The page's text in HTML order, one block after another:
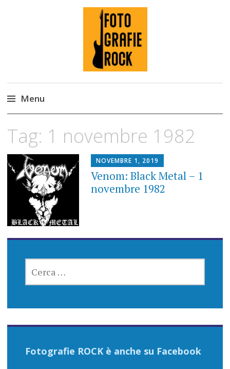
Fotografie ROCK
Menu
content
Tag: 1 novembre 1982
NOVEMBRE 1, 2019
Venom: Black Metal – 1
novembre 1982
PER:
Fotografie ROCK è anche su Facebook